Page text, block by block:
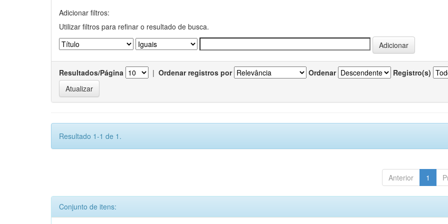
Adicionar filtros:
Utilizar filtros para refinar o resultado de busca.
Resultados/Página | Ordenar registros por Ordenar Registro(s)
Resultado 1-1 de 1.
Anterior 1
Conjunto de itens: